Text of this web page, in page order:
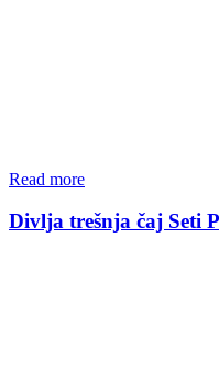
Read more
Divlja trešnja čaj Seti